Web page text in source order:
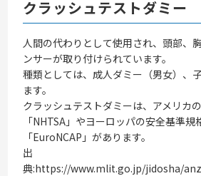
クラッシュテストダミー
人間の代わりとして使用され、頭部、
ンサーが取り付けられています。
種類としては、成人ダミー（男女）、
ます。
クラッシュテストダミーは、アメリカ
「NHTSA」やヨーロッパの安全基準規
「EuroNCAP」があります。
出
典:https://www.mlit.go.jp/jidosha/